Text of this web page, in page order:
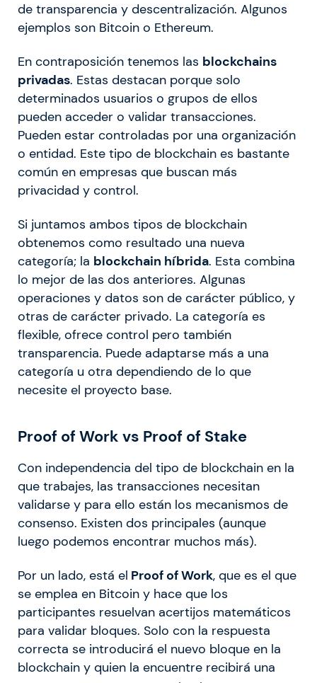
de transparencia y descentralización. Algunos
ejemplos son Bitcoin o Ethereum.
En contraposición tenemos las blockchains
privadas. Estas destacan porque solo
determinados usuarios o grupos de ellos
pueden acceder o validar transacciones.
Pueden estar controladas por una organización
o entidad. Este tipo de blockchain es bastante
común en empresas que buscan más
privacidad y control.
Si juntamos ambos tipos de blockchain
obtenemos como resultado una nueva
categoría; la blockchain híbrida. Esta combina
lo mejor de las dos anteriores. Algunas
operaciones y datos son de carácter público, y
otras de carácter privado. La categoría es
flexible, ofrece control pero también
transparencia. Puede adaptarse más a una
categoría u otra dependiendo de lo que
necesite el proyecto base.
Proof of Work vs Proof of Stake
Con independencia del tipo de blockchain en la
que trabajes, las transacciones necesitan
validarse y para ello están los mecanismos de
consenso. Existen dos principales (aunque
luego podemos encontrar muchos más).
Por un lado, está el Proof of Work, que es el que
se emplea en Bitcoin y hace que los
participantes resuelvan acertijos matemáticos
para validar bloques. Solo con la respuesta
correcta se introducirá el nuevo bloque en la
blockchain y quien la encuentre recibirá una